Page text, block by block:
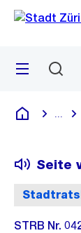
Sprunglink
Menü
Deutsch
Seite
STRB Nr.